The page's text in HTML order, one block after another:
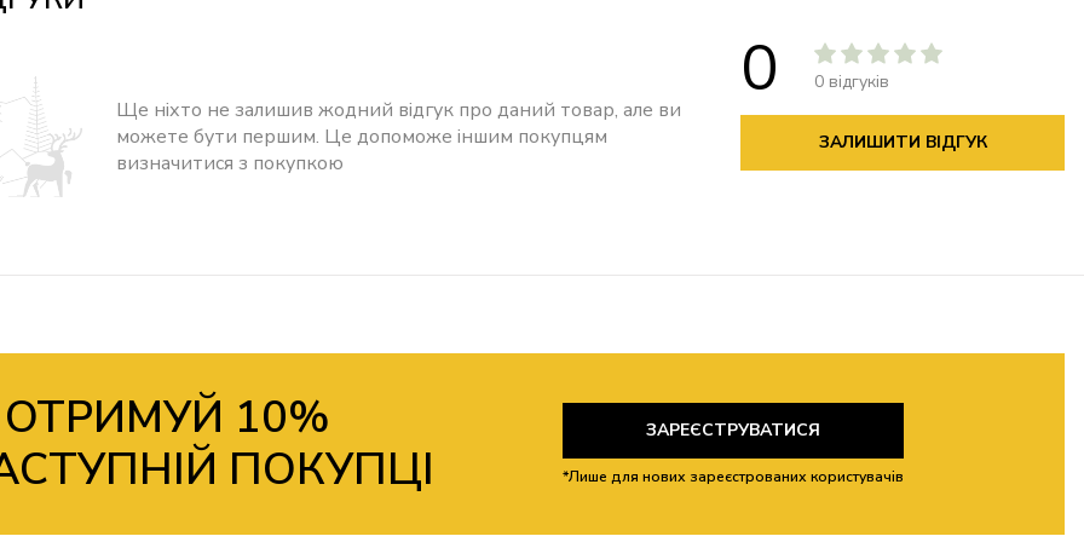
0 0 відгуків
ЗАЛИШИТИ ВІДГУК
Ще ніхто не залишив жодний відгук про даний товар, але ви
можете бути першим. Це допоможе іншим покупцям
визначитися з покупкою
10%
ПОКУПЦІ
ЗАРЕЄСТРУВАТИСЯ
*Лише для нових зареєстрованих користувачів